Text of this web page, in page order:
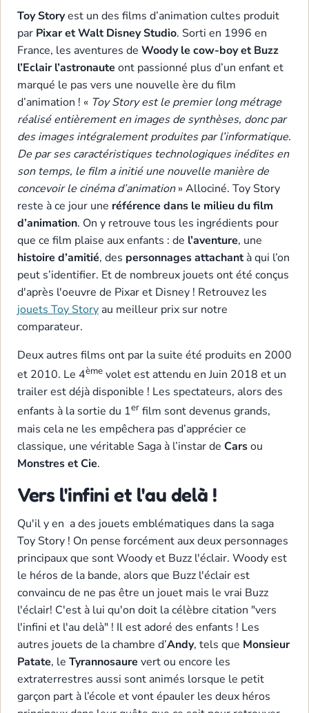
Toy Storyest un des films d’animation cultes produit
par Pixar et Walt Disney Studio. Sorti en 1996 en
France, les aventures de Woody le cow-boy et Buzz
l’Eclair l’astronaute ont passionné plus d’un enfant et
marqué le pas vers une nouvelle ère du film
d’animation ! « Toy Story est le premier long métrage
réalisé entièrement en images de synthèses, donc par
des images intégralement produites par l’informatique.
De par ses caractéristiques technologiques inédites en
son temps, le film a initié une nouvelle manière de
concevoir le cinéma d’animation» Allociné. Toy Story
reste à ce jour une référence dans le milieu du film
d’animation. On y retrouve tous les ingrédients pour
que ce film plaise aux enfants : de l’aventure, une
histoire d’amitié, des personnages attachantà qui l’on
peut s’identifier. Et de nombreux jouets ont été conçus
d'après l'oeuvre de Pixar et Disney ! Retrouvez les
jouets Toy Story au meilleur prix sur notre
comparateur.
Deux autres films ont par la suite été produits en 2000
et 2010. Le 4ème volet est attendu en Juin 2018 et un
trailer est déjà disponible ! Les spectateurs, alors des
enfants à la sortie du 1er film sont devenus grands,
mais cela ne les empêchera pas d’apprécier ce
classique, une véritable Saga à l’instar de Carsou
Monstres et Cie.
Vers l'infini et l'au delà !
Qu'il y en a des jouets emblématiques dans la saga
Toy Story ! On pense forcément aux deux personnages
principaux que sont Woody et Buzz l'éclair. Woody est
le héros de la bande, alors que Buzz l'éclair est
convaincu de ne pas être un jouet mais le vrai Buzz
l'éclair! C'est à lui qu'on doit la célèbre citation "vers
l'infini et l'au delà" ! Il est adoré des enfants ! Les
autres jouets de la chambre d’Andy, tels que Monsieur
Patate, le Tyrannosaure vert ou encore les
extraterrestres aussi sont animés lorsque le petit
garçon part à l’école et vont épauler les deux héros